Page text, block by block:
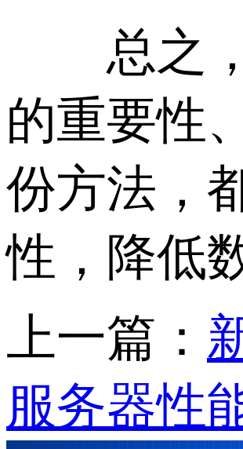
总之，
的重要性
份方法，
性，降低
上一篇：
服务器性